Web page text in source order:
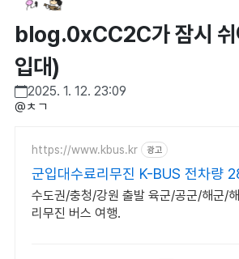
blog.0xCC2C가 잠시 쉬
입대)
2025. 1. 12. 23:09
@ㅊㄱ​
https://www.kbus.kr 광고
군입대수료리무진 K-BUS 전차량
진
수도권/충청/강원 출발 육군/공군/해군/
리무진 버스 여행.